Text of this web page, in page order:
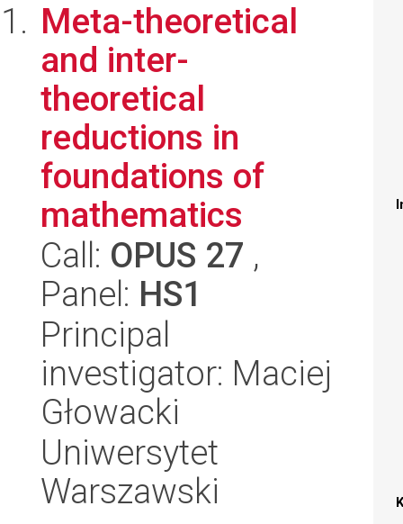
Meta-theoretical
and inter-
theoretical
reductions in
foundations of
mathematics
Call: OPUS 27 ,
Panel: HS1
Principal
investigator: Maciej
Głowacki
Uniwersytet
Warszawski